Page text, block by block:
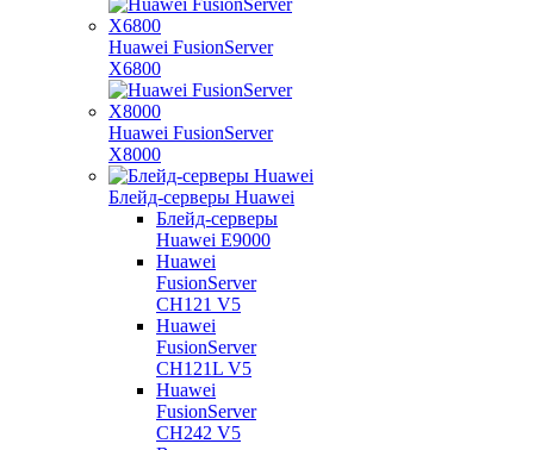
Huawei FusionServer
X6800
Huawei FusionServer
X8000
Блейд-серверы Huawei
Блейд-серверы
Huawei E9000
Huawei
FusionServer
CH121 V5
Huawei
FusionServer
CH121L V5
Huawei
FusionServer
CH242 V5